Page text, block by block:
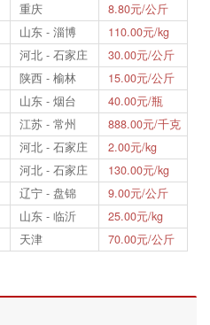
重庆
8.80元/公斤
山东 - 淄博
110.00元/kg
河北 - 石家庄
30.00元/公斤
陕西 - 榆林
15.00元/公斤
山东 - 烟台
40.00元/瓶
江苏 - 常州
888.00元/千克
河北 - 石家庄
2.00元/kg
河北 - 石家庄
130.00元/kg
辽宁 - 盘锦
9.00元/公斤
山东 - 临沂
25.00元/kg
天津
70.00元/公斤